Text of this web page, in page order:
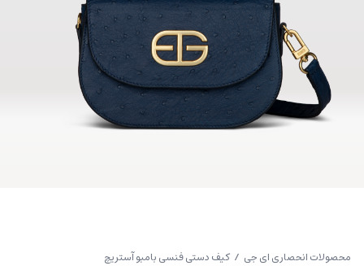
محصولات انحصاری ای جی / کیف دستی فنسی بامبو آستریچ